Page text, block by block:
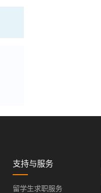
支持与服务
留学生求职服务